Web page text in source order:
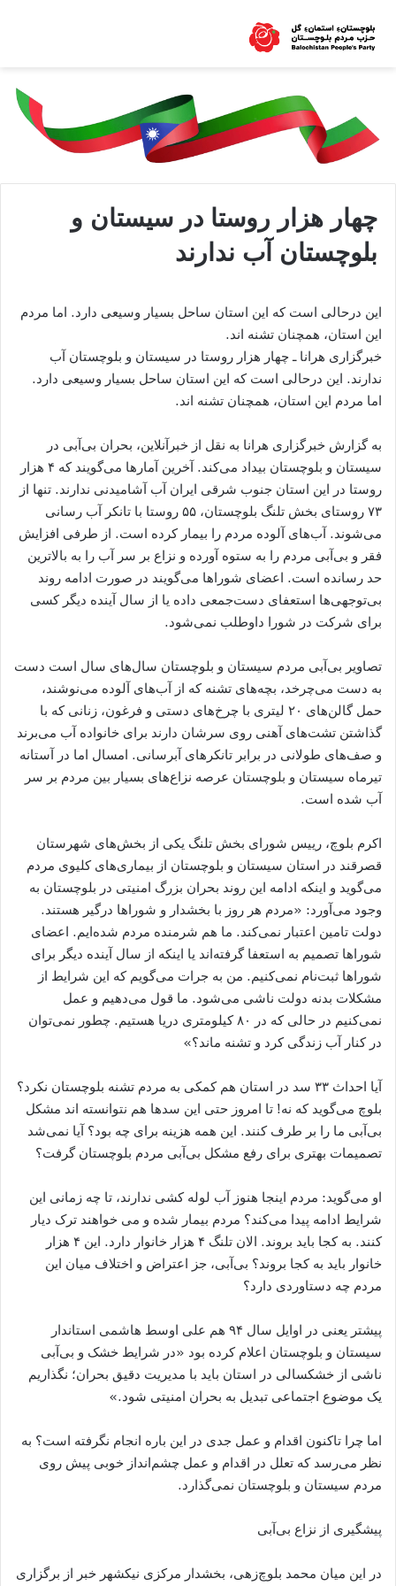
چهار هزار روستا در سیستان و
بلوچستان آب ندارند
این درحالی است که این استان ساحل بسیار وسیعی دارد. اما مردم
این استان، همچنان تشنه اند.
خبرگزاری هرانا ـ چهار هزار روستا در سیستان و بلوچستان آب
ندارند. این درحالی است که این استان ساحل بسیار وسیعی دارد.
اما مردم این استان، همچنان تشنه اند.
به گزارش خبرگزاری هرانا به نقل از خبرآنلاین، بحران بی‌آبی در
سیستان و بلوچستان بیداد می‌کند. آخرین آمارها می‌گویند که ۴ هزار
روستا در این استان جنوب شرقی ایران آب آشامیدنی ندارند. تنها از
۷۳ روستای بخش تلنگ بلوچستان، ۵۵ روستا با تانکر آب رسانی
می‌شوند. آب‌های آلوده مردم را بیمار کرده است. از طرفی افزایش
فقر و بی‌آبی مردم را به ستوه آورده و نزاع بر سر آب را به بالاترین
حد رسانده است. اعضای شوراها می‌گویند در صورت ادامه روند
بی‌توجهی‌ها استعفای دست‌جمعی داده یا از سال آینده دیگر کسی
برای شرکت در شورا داوطلب نمی‌شود.
تصاویر بی‌آبی مردم سیستان و بلوچستان سال‌های سال است دست
به دست می‌چرخد، بچه‌های تشنه که از آب‌های آلوده می‌نوشند،
حمل گالن‌های ۲۰ لیتری با چرخ‌های دستی و فرغون، زنانی که با
گذاشتن تشت‌های آهنی روی سرشان دارند برای خانواده آب می‌برند
و صف‌های طولانی در برابر تانکرهای آبرسانی. امسال اما در آستانه
تیرماه سیستان و بلوچستان عرصه نزاع‌های بسیار بین مردم بر سر
آب شده است.
اکرم بلوچ، رییس شورای بخش تلنگ یکی از بخش‌های شهرستان
قصرقند در استان سیستان و بلوچستان از بیماری‌های کلیوی مردم
می‌گوید و اینکه ادامه این روند بحران بزرگ امنیتی در بلوچستان به
وجود می‌آورد: «مردم هر روز با بخشدار و شوراها درگیر هستند.
دولت تامین اعتبار نمی‌کند. ما هم شرمنده مردم شده‌ایم. اعضای
شوراها تصمیم به استعفا گرفته‌اند یا اینکه از سال آینده دیگر برای
شوراها ثبت‌نام نمی‌کنیم. من به جرات می‌گویم که این شرایط از
مشکلات بدنه دولت ناشی می‌شود. ما قول می‌دهیم و عمل
نمی‌کنیم در حالی که در ۸۰ کیلومتری دریا هستیم. چطور نمی‌توان
در کنار آب زندگی کرد و تشنه ماند؟»
آیا احداث ۳۳ سد در استان هم کمکی به مردم تشنه بلوچستان نکرد؟
بلوچ می‌گوید که نه! تا امروز حتی این سدها هم نتوانسته اند مشکل
بی‌آبی ما را بر طرف کنند. این همه هزینه برای چه بود؟ آیا نمی‌شد
تصمیمات بهتری برای رفع مشکل بی‌آبی مردم بلوچستان گرفت؟
او می‌گوید: مردم اینجا هنوز آب لوله کشی ندارند، تا چه زمانی این
شرایط ادامه پیدا می‌کند؟ مردم بیمار شده و می خواهند ترک دیار
کنند. به کجا باید بروند. الان تلنگ ۴ هزار خانوار دارد. این ۴ هزار
خانوار باید به کجا بروند؟ بی‌آبی، جز اعتراض و اختلاف میان این
مردم چه دستاوردی دارد؟
پیشتر یعنی در اوایل سال ۹۴ هم علی اوسط هاشمی استاندار
سیستان و بلوچستان اعلام کرده بود «در شرایط خشک و بی‌آبی
ناشی از خشکسالی در استان باید با مدیریت دقیق بحران؛ نگذاریم
یک موضوع اجتماعی تبدیل به بحران امنیتی شود.»
اما چرا تاکنون اقدام و عمل جدی در این باره انجام نگرفته است؟ به
نظر می‌رسد که تعلل در اقدام و عمل چشم‌انداز خوبی پیش روی
مردم سیستان و بلوچستان نمی‌گذارد.
پیشگیری از نزاع بی‌آبی
در این میان محمد بلوچ‌زهی، بخشدار مرکزی نیکشهر خبر از برگزاری